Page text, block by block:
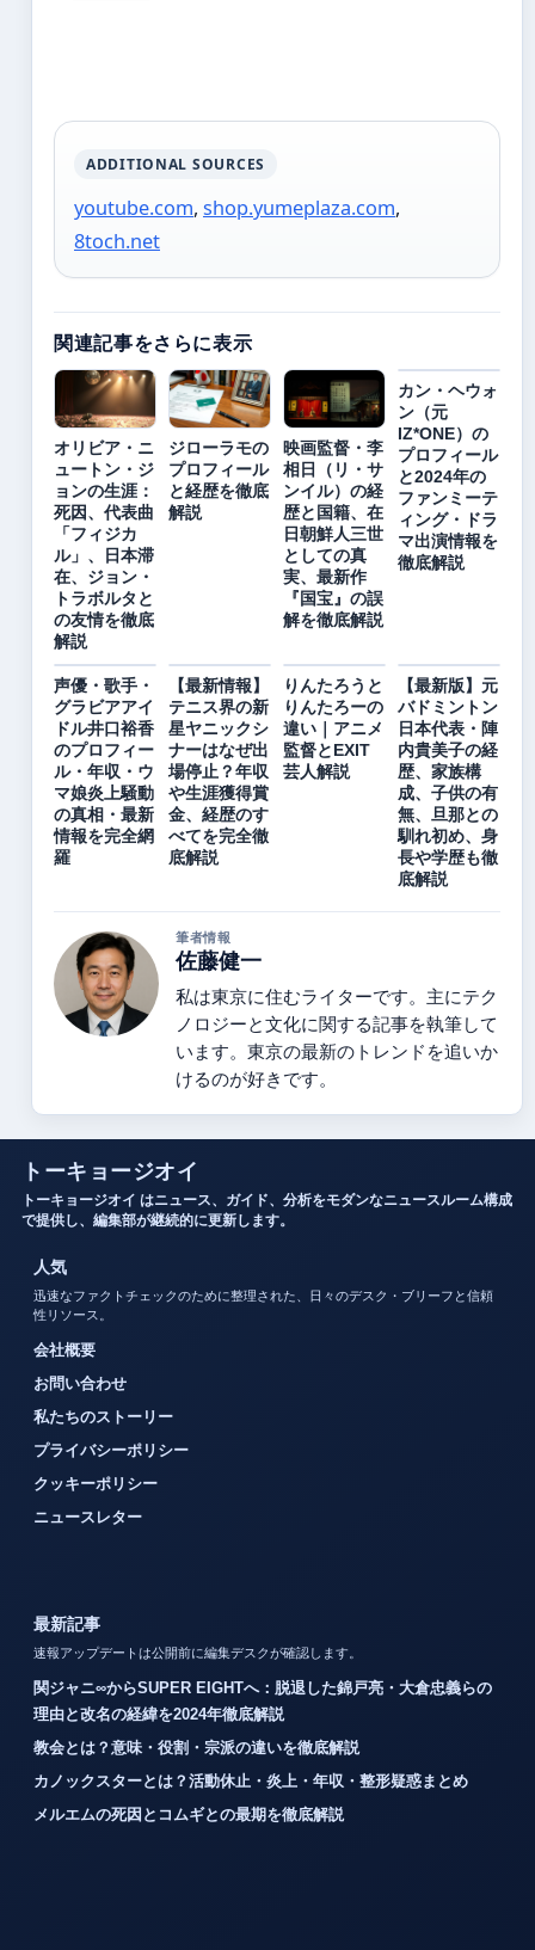
ADDITIONAL SOURCES
youtube.com, shop.yumeplaza.com,
8toch.net
関連記事をさらに表示
オリビア・ニ
ュートン・ジ
ョンの生涯：
死因、代表曲
「フィジカ
ル」、日本滞
在、ジョン・
トラボルタと
の友情を徹底
解説
ジローラモの
プロフィール
と経歴を徹底
解説
映画監督・李
相日（リ・サ
ンイル）の経
歴と国籍、在
日朝鮮人三世
としての真
実、最新作
『国宝』の誤
解を徹底解説
カン・ヘウォ
ン（元
IZ*ONE）の
プロフィール
と2024年の
ファンミーテ
ィング・ドラ
マ出演情報を
徹底解説
声優・歌手・
グラビアアイ
ドル井口裕香
のプロフィー
ル・年収・ウ
マ娘炎上騒動
の真相・最新
情報を完全網
羅
【最新情報】
テニス界の新
星ヤニックシ
ナーはなぜ出
場停止？年収
や生涯獲得賞
金、経歴のす
べてを完全徹
底解説
りんたろうと
りんたろーの
違い｜アニメ
監督とEXIT
芸人解説
【最新版】元
バドミントン
日本代表・陣
内貴美子の経
歴、家族構
成、子供の有
無、旦那との
馴れ初め、身
長や学歴も徹
底解説
筆者情報
佐藤健一
私は東京に住むライターです。主にテク
ノロジーと文化に関する記事を執筆して
います。東京の最新のトレンドを追いか
けるのが好きです。
トーキョージオイ
トーキョージオイ はニュース、ガイド、分析をモダンなニュースルーム構成
で提供し、編集部が継続的に更新します。
人気
迅速なファクトチェックのために整理された、日々のデスク・ブリーフと信頼
性リソース。
会社概要
お問い合わせ
私たちのストーリー
プライバシーポリシー
クッキーポリシー
ニュースレター
最新記事
速報アップデートは公開前に編集デスクが確認します。
関ジャニ∞からSUPER EIGHTへ：脱退した錦戸亮・大倉忠義らの
理由と改名の経緯を2024年徹底解説
教会とは？意味・役割・宗派の違いを徹底解説
カノックスターとは？活動休止・炎上・年収・整形疑惑まとめ
メルエムの死因とコムギとの最期を徹底解説